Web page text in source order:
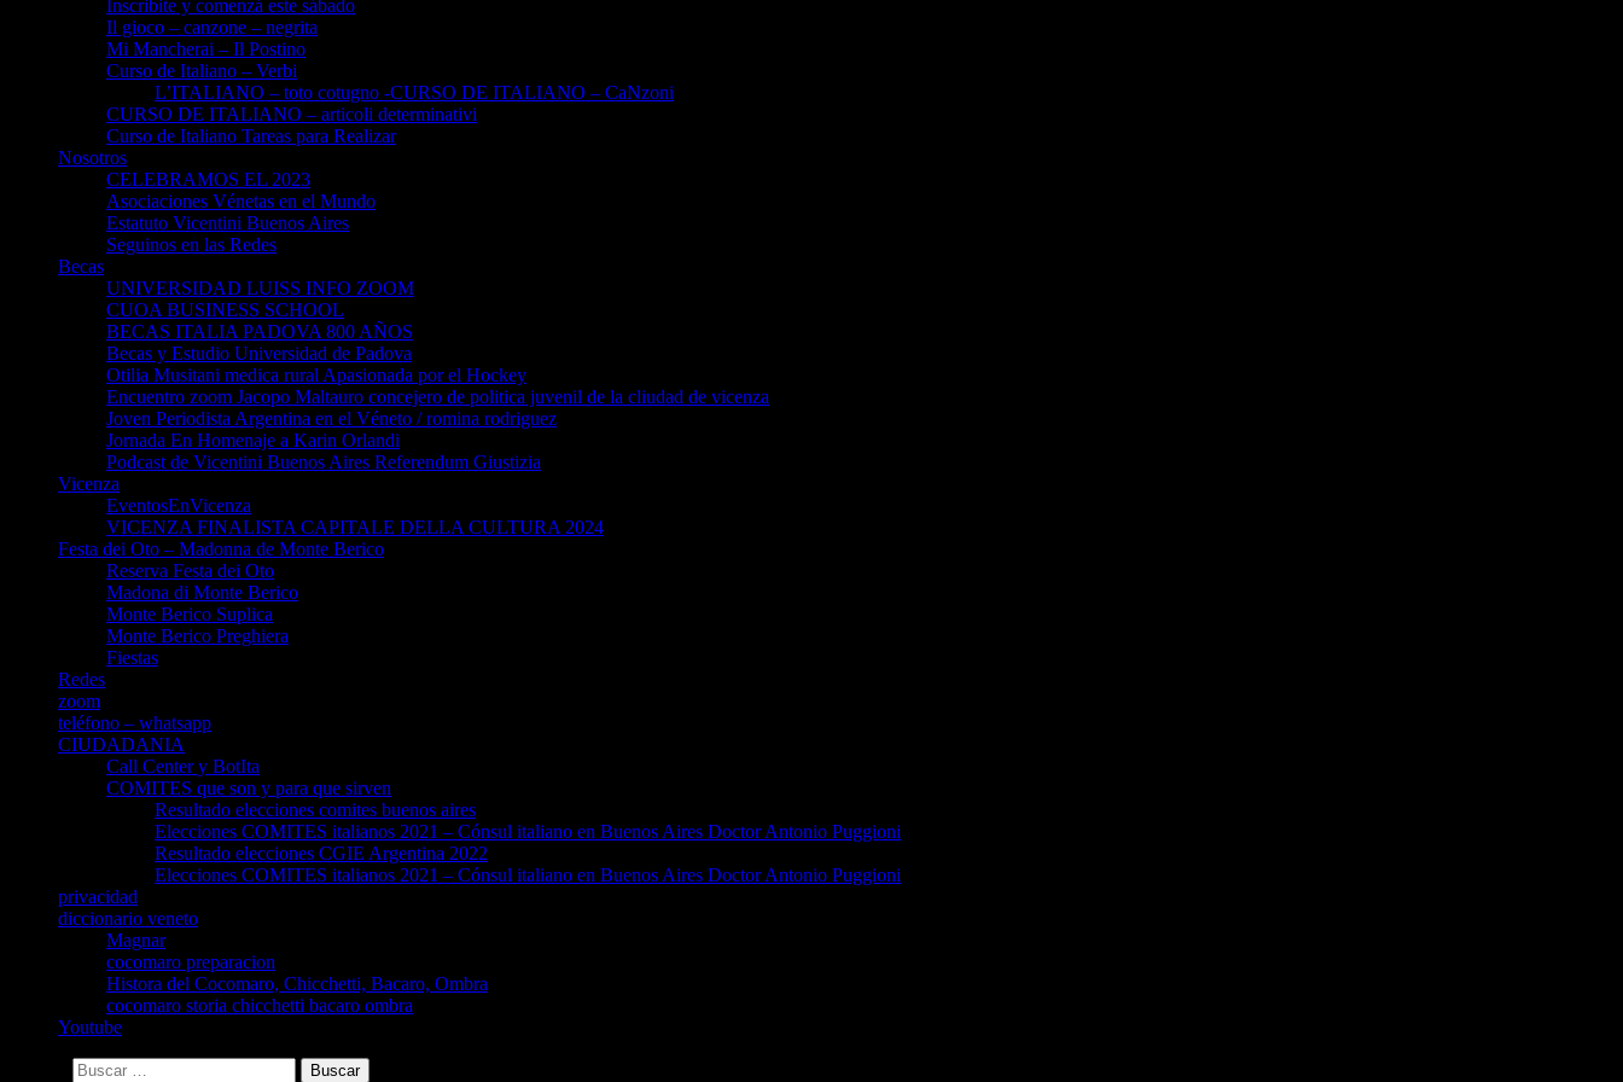
Inscribite y comenzá este sábado
Il gioco – canzone – negrita
Mi Mancherai – Il Postino
Curso de Italiano – Verbi
L’ITALIANO – toto cotugno -CURSO DE ITALIANO – CaNzoni
CURSO DE ITALIANO – articoli determinativi
Curso de Italiano Tareas para Realizar
Nosotros
CELEBRAMOS EL 2023
Asociaciones Vénetas en el Mundo
Estatuto Vicentini Buenos Aires
Seguinos en las Redes
Becas
UNIVERSIDAD LUISS INFO ZOOM
CUOA BUSINESS SCHOOL
BECAS ITALIA PADOVA 800 AÑOS
Becas y Estudio Universidad de Padova
Otilia Musitani medica rural Apasionada por el Hockey
Encuentro zoom Jacopo Maltauro concejero de politica juvenil de la cliudad de vicenza
Joven Periodista Argentina en el Véneto / romina rodriguez
Jornada En Homenaje a Karin Orlandi
Podcast de Vicentini Buenos Aires Referendum Giustizia
Vicenza
EventosEnVicenza
VICENZA FINALISTA CAPITALE DELLA CULTURA 2024
Festa dei Oto – Madonna de Monte Berico
Reserva Festa dei Oto
Madona di Monte Berico
Monte Berico Suplica
Monte Berico Preghiera
Fiestas
Redes
zoom
teléfono – whatsapp
CIUDADANIA
Call Center y BotIta
COMITES que son y para que sirven
Resultado elecciones comites buenos aires
Elecciones COMITES italianos 2021 – Cónsul italiano en Buenos Aires Doctor Antonio Puggioni
Resultado elecciones CGIE Argentina 2022
Elecciones COMITES italianos 2021 – Cónsul italiano en Buenos Aires Doctor Antonio Puggioni
privacidad
diccionario veneto
Magnar
cocomaro preparacion
Histora del Cocomaro, Chicchetti, Bacaro, Ombra
cocomaro storia chicchetti bacaro ombra
Youtube